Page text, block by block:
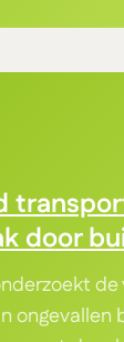
door
ongevallen